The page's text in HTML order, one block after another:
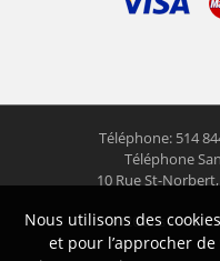
Téléphone: 514
Téléphone
10 Rue St-Norbert,
© 2026 Las
Nous utilisons des
et pour l’approcher